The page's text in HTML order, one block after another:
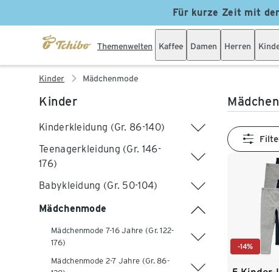
Für kurze Zeit mit
Themenwelten Kaffee Damen Herren
Kinder Mädchenmode
Kinder
Kinderkleidung (Gr. 86-140)
Teenagerkleidung (Gr. 146-
176)
Babykleidung (Gr. 50-104)
Mädchenmode
Mädchenmode 7-16 Jahre (Gr. 122-
176)
Mädchenmode 2-7 Jahre (Gr. 86-
-14%